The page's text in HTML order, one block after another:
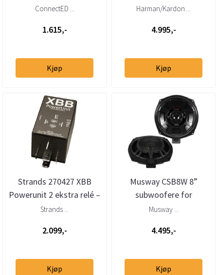
X3 (2011 - 2017) under
ConnectED ...
1.615,-
Kjøp
4 Ohm 125W RMS
Harman/Kardon ...
4.995,-
Kjøp
Strands 270427 XBB
Powerunit 2 ekstra relé –
2 utganger (12–24V)
Strands ...
2.099,-
Kjøp
Musway CSB8W 8”
subwoofere for
BMW/Mini (par)
Musway ...
4.495,-
Kjøp